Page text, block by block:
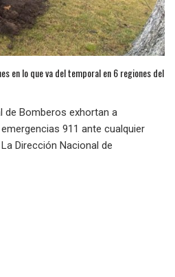
en lo que va del temporal en 6 regiones del
de Bomberos exhortan a
911 ante cualquier
Dirección Nacional de